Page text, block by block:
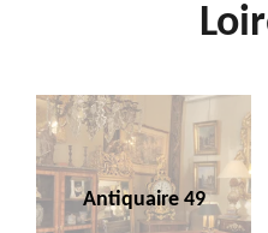
Antiquaire 49